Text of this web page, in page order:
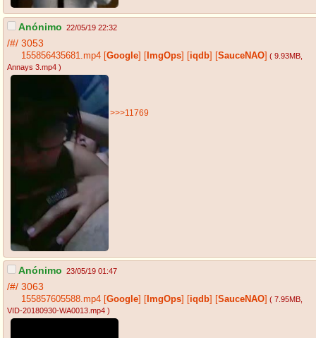
Anónimo 22/05/19 22:32
/#/ 3053
155856435681.mp4 [Google] [ ImgOps] [iqdb] [SauceNAO] ( 9.93MB
Annays 3.mp4 )
>>>11769
Anónimo 23/05/19 01:47
/#/ 3063
155857605588.mp4 [Google] [ ImgOps] [iqdb] [SauceNAO] ( 7.95MB
VID-20180930-WA0013.mp4 )